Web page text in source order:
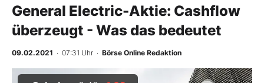
Finanz-Check
General Electric-Aktie: Cashflow
überzeugt - Was das bedeutet
09.02.2021 · 07:31 Uhr · Börse Online Redaktion